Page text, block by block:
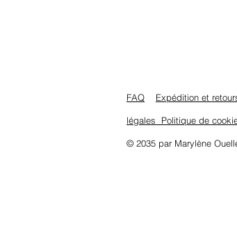
FAQ Expédition et
légales Politique de
© 2035 par Marylène